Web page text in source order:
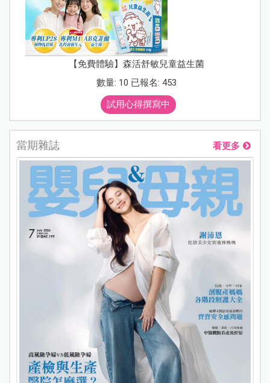
【免費體驗】森活舒敏兒童益生菌
數量: 10 已報名: 453
試用心得撰寫中
當期雜誌 看更多